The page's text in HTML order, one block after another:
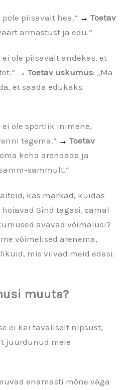
piisavalt hea.“ → Toetav
armastust ja edu.“
ole piisavalt andekas, et
→ Toetav uskumus: „Ma
et saada edukaks
ei ole sportlik inimene,
tegema.“ → Toetav
keha arendada ja
sammult.“
kas märkad, kuidas
Sind tagasi, samal
avavad võimalusi?
võimelised arenema,
mis viivad meid edasi.
muuta?
ei käi tavaliselt nipsust,
juurdunud meie
enamasti mõne väga